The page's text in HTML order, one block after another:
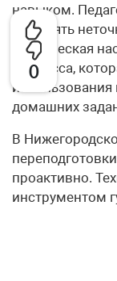
0
навыком.
выявлять
— этическая
процесса,
домашних
В
проактивно.
инструментом